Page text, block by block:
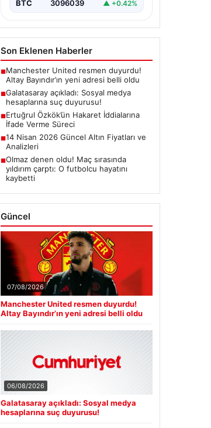
BTC 3096039 ▲ +0.42%
Son Eklenen Haberler
■Manchester United resmen duyurdu!
Altay Bayındır’ın yeni adresi belli oldu
■Galatasaray açıkladı: Sosyal medya
hesaplarına suç duyurusu!
■Ertuğrul Özkök’ün Hakaret İddialarına
İfade Verme Süreci
■14 Nisan 2026 Güncel Altın Fiyatları ve
Analizleri
■Olmaz denen oldu! Maç sırasında
yıldırım çarptı: O futbolcu hayatını
kaybetti
Güncel
07/08/2026
Manchester United resmen duyurdu!
Altay Bayındır’ın yeni adresi belli oldu
06/08/2026
Galatasaray açıkladı: Sosyal medya
hesaplarına suç duyurusu!